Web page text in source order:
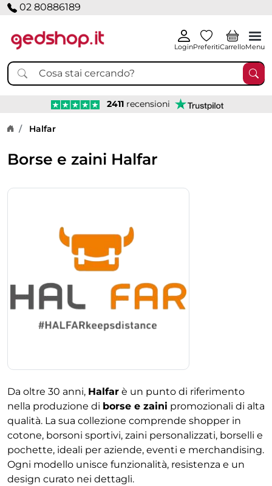
02 80886189
LoginPreferitiCarrelloMenu
2411 recensioni
Home page
Halfar
Borse e zaini Halfar
Da oltre 30 anni, Halfar è un punto di riferimento
nella produzione di borse e zaini promozionali di alta
qualità. La sua collezione comprende shopper in
cotone, borsoni sportivi, zaini personalizzati, borselli e
pochette, ideali per aziende, eventi e merchandising.
Ogni modello unisce funzionalità, resistenza e un
design curato nei dettagli.